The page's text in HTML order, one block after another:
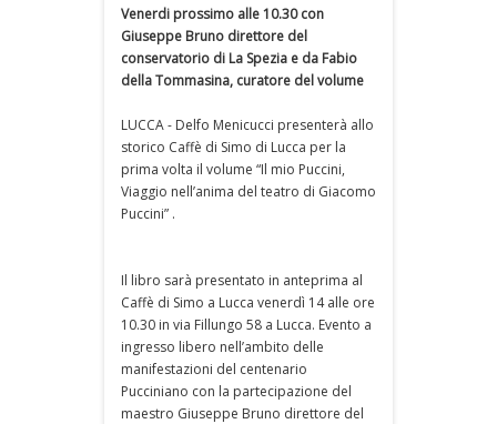
Venerdi prossimo alle 10.30 con
Giuseppe Bruno direttore del
conservatorio di La Spezia e da Fabio
della Tommasina, curatore del volume
LUCCA - Delfo Menicucci presenterà allo
storico Caffè di Simo di Lucca per la
prima volta il volume “Il mio Puccini,
Viaggio nell’anima del teatro di Giacomo
Puccini” .
Il libro sarà presentato in anteprima al
Caffè di Simo a Lucca venerdì 14 alle ore
10.30 in via Fillungo 58 a Lucca. Evento a
ingresso libero nell’ambito delle
manifestazioni del centenario
Pucciniano con la partecipazione del
maestro Giuseppe Bruno direttore del